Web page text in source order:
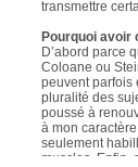
transmettre
Pourquoi avoir
D’abord parce
Coloane ou
peuvent parfois
pluralité des
poussé à
à mon
seulement
muscles. Enfin,